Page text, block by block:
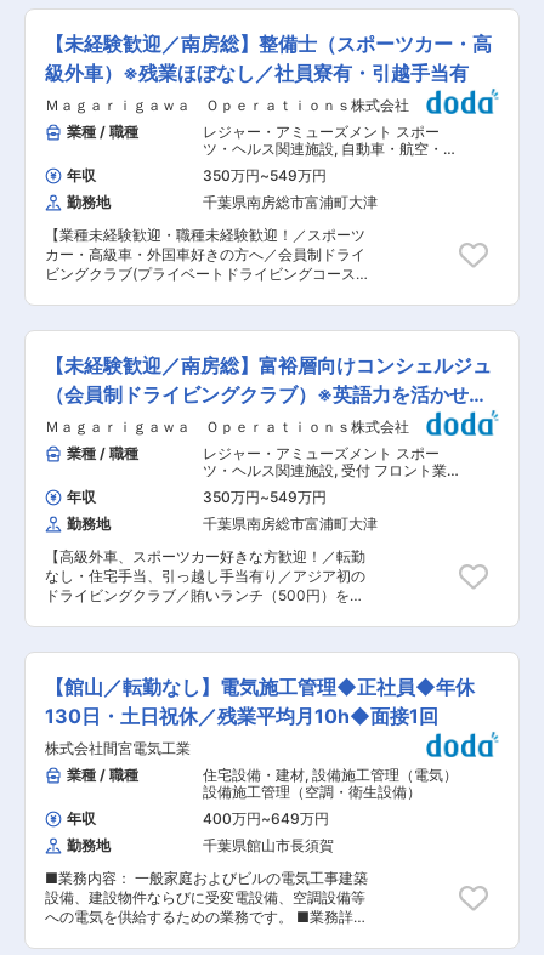
す。 ・ご提案から、見積り・打合せ・施工時の現
場管理・アフターフォローまで、じっくりお客様
に寄り添える営業スタイルで、信頼いただいたお
客様を最後まで見届けることが出来るのが当社の
特徴。「頼んでよかった！」と直接言っていただ
けるのでやりがいも感じやすく、モチベーション
維持につながっていきます。 ■業務の特徴： ・
リフォームは家に住み続ける限り定期的に需要が
生まれるので、リピートや紹介が多いのも当社の
強みです。 ・新規と既存の割合は１：９でほとん
ど既存顧客向けです。 ┗新規/チラシなどを見た個
人からの問い合わせ ┗既存/提携会社からリフォー
ム依頼受けや既存顧客の引継ぎ ・リフォーム営業
マニュアルや、先輩スタッフとの同行研修なども
あるので、未経験者も安心してスタートできま
す。 入社後2~3か月は先輩社員とのOJTで、会社
います。 最初はトイレ交換などの簡単なリフォー
ムから担当していき、知識や経験を積んでいけま
す。 希望者には、会社負担でメーカー研修や、施
工管理技士などの資格取得も支援します。グルー
プリーダーへの昇格など、どんどんキャリアアッ
プできます。未経験からの女性も活躍中です。 ・
社用車あり。使用車両は会社の軽バン等です。 ・
目標はありますが、イメージとして月給や賞与に
響かず、あくまで個人目標として設定している状
況です。 ■組織構成 9名(男性７：女性
２) /30代〜70代の方まで在籍しています。他部
署だと20代の方も在籍している状況です。中途入
社では元々、流通業界や電化製品のセールス、シ
転職比率は５：５の割合です。 ■当社の特徴：
昭和48年に創業以来、設備工事店として営んでま
顔あふれるより良い暮らしを提供しています。住
宅に係る5社のグループ企業を持ち、グループ全
体の従業員数は80名、売り上げは13億となりま
す。 変更の範囲：会社の定める業務
【未経験歓迎／南房総】整備士（スポーツカー・高
級外車）※残業ほぼなし／社員寮有・引越手当有
Ｍａｇａｒｉｇａｗａ Ｏｐｅｒａｔｉｏｎｓ株式会社
業種 / 職種
レジャー・アミューズメント スポー
ツ・ヘルス関連施設, 自動車・航空・建
機・その他輸送機器 整備士（自動車・
建機・航空機など）
年収 350万円~549万円
勤務地
千葉県南房総市富浦町大津
【業種未経験歓迎・職種未経験歓迎！／スポーツ
カー・高級車・外国車好きの方へ／会員制ドライ
ビングクラブ(プライベートドライビングコース)
す。走行の前/後のメンテナンス、保管しているお
車の整備が主な業務となります。 （1） コース走
行車両の走行前メンテナンスオイル漏れ、タイヤ
の空気圧の点検、計測機器取り付け、ステッカー
張り等 （2） 預かり車両（スポーツカーやレーシ
ングカー）のメンテナンス、バッテリー点検、タ
イヤ交換、ブレーキパッドの交換等 （3）設備や
工具のメンテナンス共有で利用する設備や工具等
の保守管理 （4）施設内車両移動・作業車両の整
備 （5）清掃作業車・レッカー車等運転及び作業
（6）パーツ・ガソリンの仕入実務、サービスフ
ロント業務（経験・適性に応じて） ■組織構成：
6名（マネージャー1名、メンバー5名） ■就業環
境： 残業ほぼなし・年休105日 シフト制ではあり
ますが、希望は通りやすく連休も取りやすい環境
となっています。 ■研修制度： OJT研修を通し
ーとしてメンバーのマネジメントや、ピットスタ
ッフ職へのチャレンジ機会を用意しております。
■魅力ポイント： ・今まで映像でしか見たことの
ないような様々なスポーツカーを実際にメンテナ
ンスして頂きます。 ・会員制の施設のため、新築
で綺麗かつ洗練された環境でお仕事ができます。
・アジア初のドライビングクラブのため、海外の
お客様もご来場します。 ・豊かな自然のなかで、
他スタッフと楽しくコミュニケーションをとりな
がらのお仕事となります。 ・賄いランチ（500
円）をご用意しております。 変更の範囲：会社の
定める業務
【未経験歓迎／南房総】富裕層向けコンシェルジュ
（会員制ドライビングクラブ）※英語力を活かせ
る！
Ｍａｇａｒｉｇａｗａ Ｏｐｅｒａｔｉｏｎｓ株式会社
業種 / 職種
レジャー・アミューズメント スポー
ツ・ヘルス関連施設, 受付 フロント業
務・予約受付
年収 350万円~549万円
勤務地
千葉県南房総市富浦町大津
【高級外車、スポーツカー好きな方歓迎！／転勤
なし・住宅手当、引っ越し手当有り／アジア初の
ドライビングクラブ／賄いランチ（500円）をご
ビングをしない同伴のご家族双方にMagarigawa
Clubでどう楽しんでいただけるかを立案いただき
ます。 ・実際のお客様のご案内 例)ドライビング
＋飲食＋その他レジャーを、施設内でご提案、ご
案内 ・会員様へのメール問合せ等の対応 ・部門
横断的な業務調整（社内外） ・その他、会員様・
ゲストのリクエストに応じた社内調整 ■当社施設
に関して https://www.youtube.com/watch?
v=gmbiOm6rPuk ■組織構成： 4名（フロントス
タッフ2名、ピットスタッフ2名） ■研修制度：
OJT研修を通して、約1〜2か月間業務の流れを育
成していきます。 ■キャリアパス： 将来的には
チームリーダーとしてメンバーのマネジメント
や、整備士職へのチャレンジ機会を用意しており
ます。 ■Magarigawaのサービス： 2023年 夏に
開業したアジア初の会員制ドライビングクラブ(プ
【館山／転勤なし】電気施工管理◆正社員◆年休
130日・土日祝休／残業平均月10h◆面接1回
株式会社間宮電気工業
業種 / 職種
住宅設備・建材, 設備施工管理（電気）
設備施工管理（空調・衛生設備）
年収
400万円~649万円
勤務地
千葉県館山市長須賀
■業務内容： 一般家庭およびビルの電気工事建築
設備、建設物件ならびに受変電設備、空調設備等
への電気を供給するための業務です。 ■業務詳